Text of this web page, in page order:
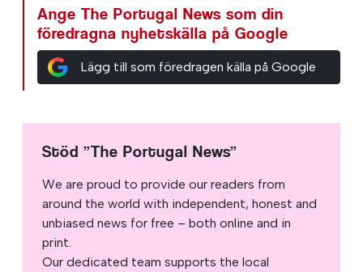
Ange The Portugal News som din
föredragna nyhetskälla på Google
Lägg till som föredragen källa på Google
Stöd ”The Portugal News”
We are proud to provide our readers from
around the world with independent, honest and
unbiased news for free – both online and in
print.
Our dedicated team supports the local